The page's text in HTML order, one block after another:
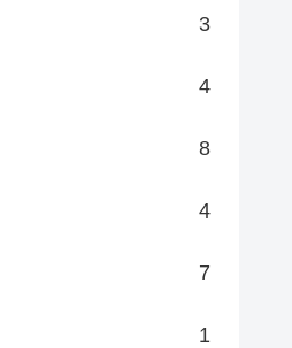
3
4
8
4
7
1